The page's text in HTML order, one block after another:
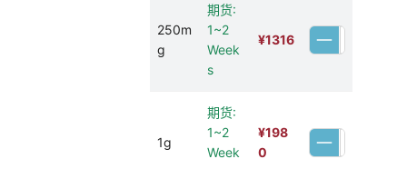
250m
g
期货:
1~2
Week
s
¥1316
1g
期货:
1~2
Week
¥198
0